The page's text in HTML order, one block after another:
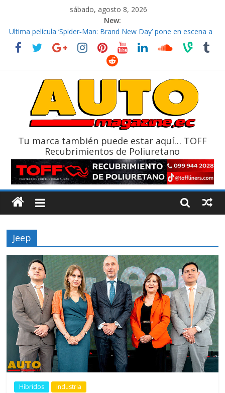
sábado, agosto 8, 2026
New:
El costo de tener un vehículo gana protagonismo a la hora de
decidir
Ultima película ‘Spider‑Man: Brand New Day’ pone en escena a
La Vuelta al Ecuador 2026, edición 47ª, recorre 7 provincias en 8
La FEDAK recibe 12 Sinotruk Bolden para cubrir las rutas de La
Tu marca también puede estar aquí… TOFF
Recubrimientos de Poliuretano
Jeep
Híbridos Industria